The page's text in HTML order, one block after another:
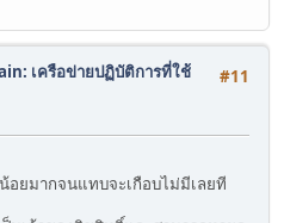
#11
เครือข่ายปฏิบัติการที่ใช้
อยมากจนแทบจะเกือบไม่มีเลยที